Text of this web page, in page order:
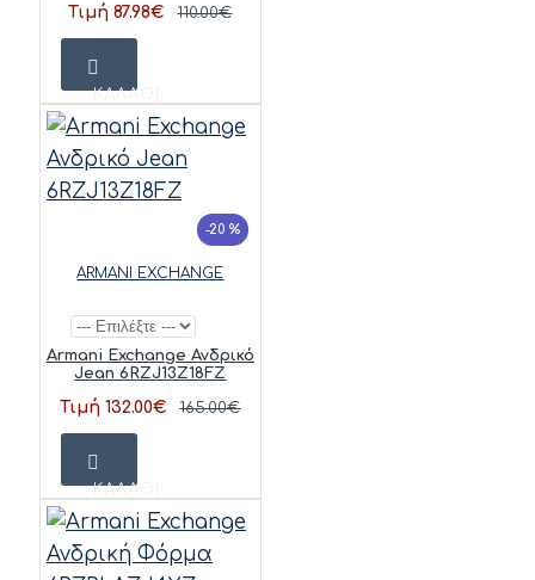
Τιμή 87.98€ 110.00€
ΚΑΛΆΘΙ
-20 %
ARMANI EXCHANGE
Armani Exchange Ανδρικό
Jean 6RZJ13Z18FZ
Τιμή 132.00€ 165.00€
ΚΑΛΆΘΙ